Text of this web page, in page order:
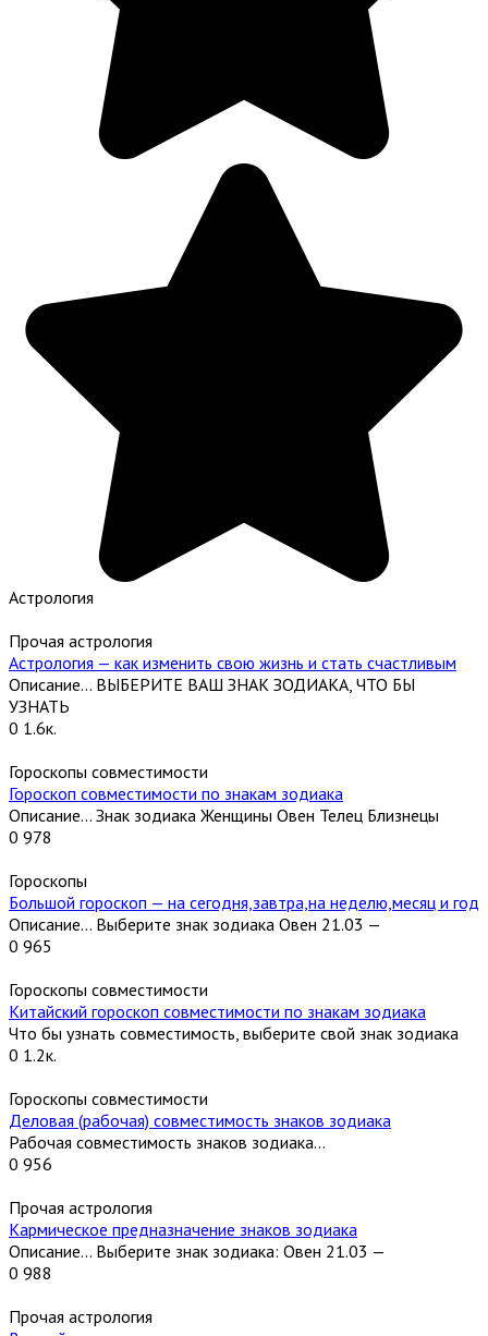
Астрология
Прочая астрология
Астрология — как изменить свою жизнь и стать счастливым
Описание… ВЫБЕРИТЕ ВАШ ЗНАК ЗОДИАКА, ЧТО БЫ
УЗНАТЬ
0 1.6к.
Гороскопы совместимости
Гороскоп совместимости по знакам зодиака
Описание… Знак зодиака Женщины Овен Телец Близнецы
0 978
Гороскопы
Большой гороскоп — на сегодня,завтра,на неделю,месяц и год
Описание… Выберите знак зодиака Овен 21.03 —
0 965
Гороскопы совместимости
Китайский гороскоп совместимости по знакам зодиака
Что бы узнать совместимость, выберите свой знак зодиака
0 1.2к.
Гороскопы совместимости
Деловая (рабочая) совместимость знаков зодиака
Рабочая совместимость знаков зодиака…
0 956
Прочая астрология
Кармическое предназначение знаков зодиака
Описание… Выберите знак зодиака: Овен 21.03 —
0 988
Прочая астрология